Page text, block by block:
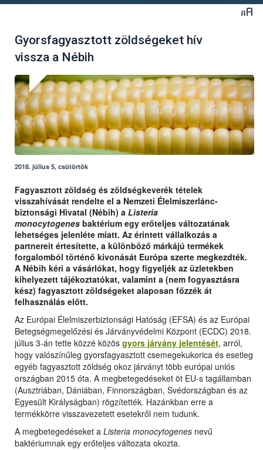
Gyorsfagyasztott zöldségeket hív
vissza a Nébih
2018. július 5, csütörtök
Fagyasztott zöldség és zöldségkeverék tételek
visszahívását rendelte el a Nemzeti Élelmiszerlánc-
biztonsági Hivatal (Nébih) a Listeria
monocytogenes baktérium egy erőteljes változatának
lehetséges jelenléte miatt. Az érintett vállalkozás a
partnereit értesítette, a különböző márkájú termékek
forgalomból történő kivonását Európa szerte megkezdték.
A Nébih kéri a vásárlókat, hogy figyeljék az üzletekben
kihelyezett tájékoztatókat, valamint a (nem fogyasztásra
kész) fagyasztott zöldségeket alaposan főzzék át
felhasználás előtt.
Az Európai Élelmiszerbiztonsági Hatóság (EFSA) és az Európai
Betegségmegelőzési és Járványvédelmi Központ (ECDC) 2018.
július 3-án tette közzé közös gyors járvány jelentését, arról,
hogy valószínűleg gyorsfagyasztott csemegekukorica és esetleg
egyéb fagyasztott zöldség okoz járványt több európai uniós
országban 2015 óta. A megbetegedéseket öt EU-s tagállamban
(Ausztriában, Dániában, Finnországban, Svédországban és az
Egyesült Királyságban) rögzítették. Hazánkban erre a
termékkörre visszavezetett esetekről nem tudunk.
A megbetegedéseket a Listeria monocytogenes nevű
baktériumnak egy erőteljes változata okozta.